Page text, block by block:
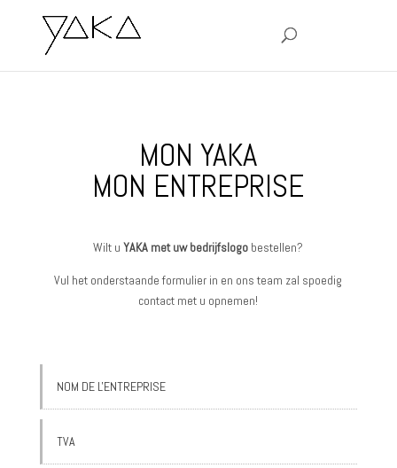
MON YAKA
MON ENTREPRISE
Wilt u YAKA met uw bedrijfslogo bestellen?
Vul het onderstaande formulier in en ons team zal spoedig
contact met u opnemen!